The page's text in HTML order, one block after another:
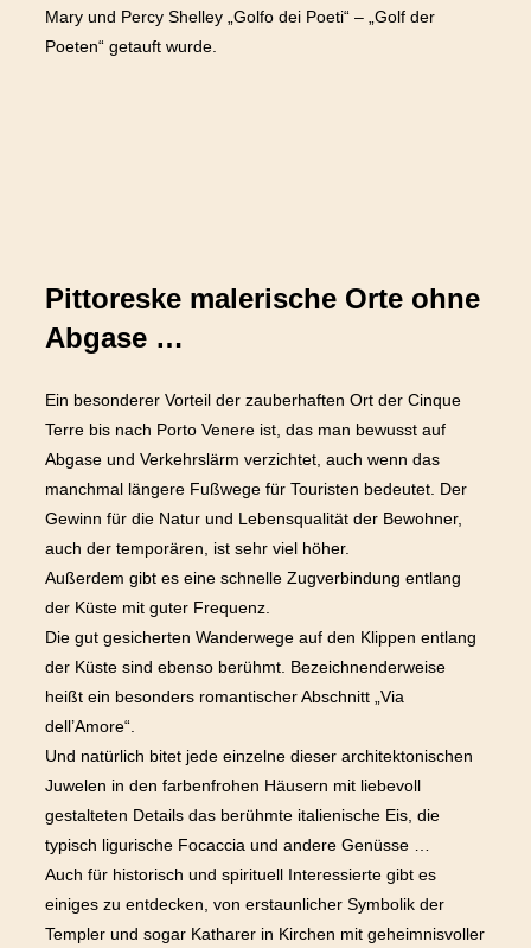
Mary und Percy Shelley „Golfo dei Poeti“ – „Golf der
Poeten“ getauft wurde.
Pittoreske malerische Orte ohne
Abgase …
Ein besonderer Vorteil der zauberhaften Ort der Cinque
Terre bis nach Porto Venere ist, das man bewusst auf
Abgase und Verkehrslärm verzichtet, auch wenn das
manchmal längere Fußwege für Touristen bedeutet. Der
Gewinn für die Natur und Lebensqualität der Bewohner,
auch der temporären, ist sehr viel höher.
Außerdem gibt es eine schnelle Zugverbindung entlang
der Küste mit guter Frequenz.
Die gut gesicherten Wanderwege auf den Klippen entlang
der Küste sind ebenso berühmt. Bezeichnenderweise
heißt ein besonders romantischer Abschnitt „Via
dell’Amore“.
Und natürlich bitet jede einzelne dieser architektonischen
Juwelen in den farbenfrohen Häusern mit liebevoll
gestalteten Details das berühmte italienische Eis, die
typisch ligurische Focaccia und andere Genüsse …
Auch für historisch und spirituell Interessierte gibt es
einiges zu entdecken, von erstaunlicher Symbolik der
Templer und sogar Katharer in Kirchen mit geheimnisvoller